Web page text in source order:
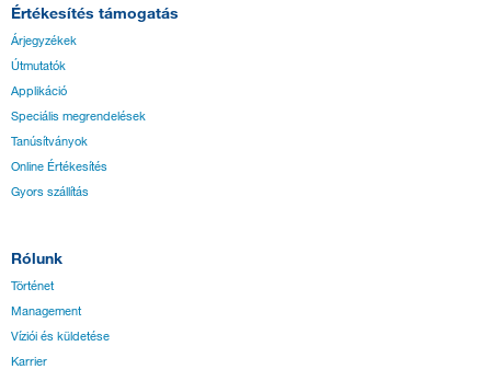
Értékesítés támogatás
Árjegyzékek
Útmutatók
Applikáció
Speciális megrendelések
Tanúsítványok
Online Értékesítés
Gyors szállítás
Rólunk
Történet
Management
Víziói és küldetése
Karrier